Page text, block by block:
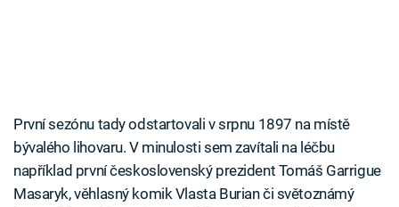
První sezónu tady odstartovali v srpnu 1897 na místě
bývalého lihovaru. V minulosti sem zavítali na léčbu
například první československý prezident Tomáš Garrigue
Masaryk, věhlasný komik Vlasta Burian či světoznámý